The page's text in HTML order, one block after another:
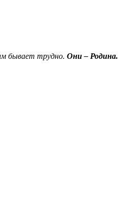
бывает трудно. Они – Родина.